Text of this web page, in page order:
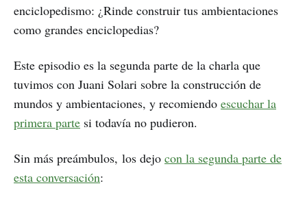
enciclopedismo: ¿Rinde construir tus ambientaciones
como grandes enciclopedias?
Este episodio es la segunda parte de la charla que
tuvimos con Juani Solari sobre la construcción de
mundos y ambientaciones, y recomiendo escuchar la
primera parte si todavía no pudieron.
Sin más preámbulos, los dejo con la segunda parte de
esta conversación: